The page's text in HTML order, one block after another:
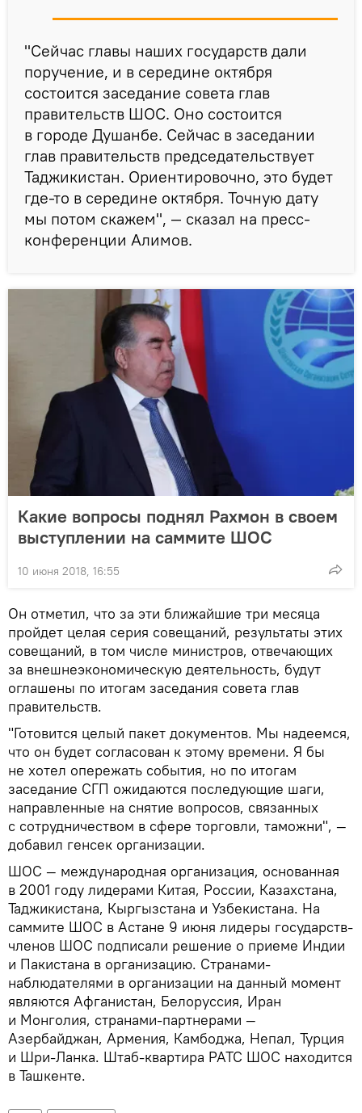
"Сейчас главы наших государств дали
поручение, и в середине октября
состоится заседание совета глав
правительств ШОС. Оно состоится
в городе Душанбе. Сейчас в заседании
глав правительств председательствует
Таджикистан. Ориентировочно, это будет
где-то в середине октября. Точную дату
мы потом скажем", — сказал на пресс-
конференции Алимов.
Какие вопросы поднял Рахмон в своем
выступлении на саммите ШОС
10 июня 2018, 16:55
Он отметил, что за эти ближайшие три месяца
пройдет целая серия совещаний, результаты этих
совещаний, в том числе министров, отвечающих
за внешнеэкономическую деятельность, будут
оглашены по итогам заседания совета глав
правительств.
"Готовится целый пакет документов. Мы надеемся,
что он будет согласован к этому времени. Я бы
не хотел опережать события, но по итогам
заседание СГП ожидаются последующие шаги,
направленные на снятие вопросов, связанных
с сотрудничеством в сфере торговли, таможни", —
добавил генсек организации.
ШОС — международная организация, основанная
в 2001 году лидерами Китая, России, Казахстана,
Таджикистана, Кыргызстана и Узбекистана. На
саммите ШОС в Астане 9 июня лидеры государств-
членов ШОС подписали решение о приеме Индии
и Пакистана в организацию. Странами-
наблюдателями в организации на данный момент
являются Афганистан, Белоруссия, Иран
и Монголия, странами-партнерами —
Азербайджан, Армения, Камбоджа, Непал, Турция
и Шри-Ланка. Штаб-квартира РАТС ШОС находится
в Ташкенте.